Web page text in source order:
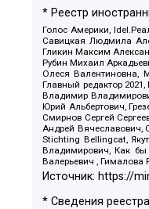
* Реестр
Голос Америки,
Савицкая Людмила
Гликин Максим
Рубин Михаил
Олеся Валентиновна,
Главный редактор
Владимир
Юрий Альбертович,
Смирнов Сергей
Андрей Вячеславович,
Stichting Bellingcat,
Владимирович, Как бы
Валерьевич , Гималова
Источник: https://
* Сведения